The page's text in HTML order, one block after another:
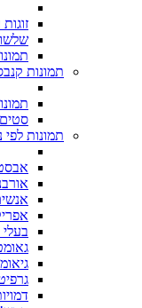
תמונות
תמונות לפי
בעלי